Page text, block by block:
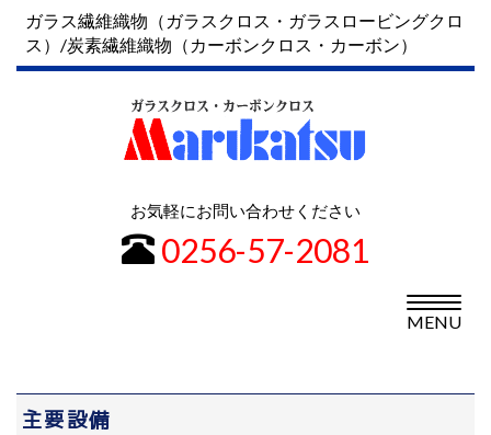
content
ガラス繊維織物（ガラスクロス・ガラスロービングクロ
ス）/炭素繊維織物（カーボンクロス・カーボン）
お気軽にお問い合わせください
0256-57-2081
Toggle
MENU
主要設備